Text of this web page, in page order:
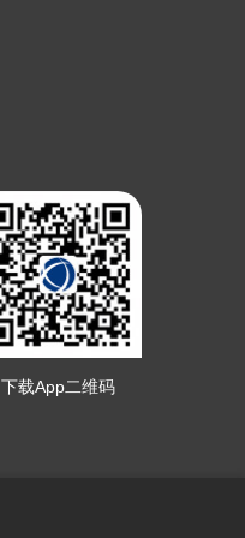
下载App二维码